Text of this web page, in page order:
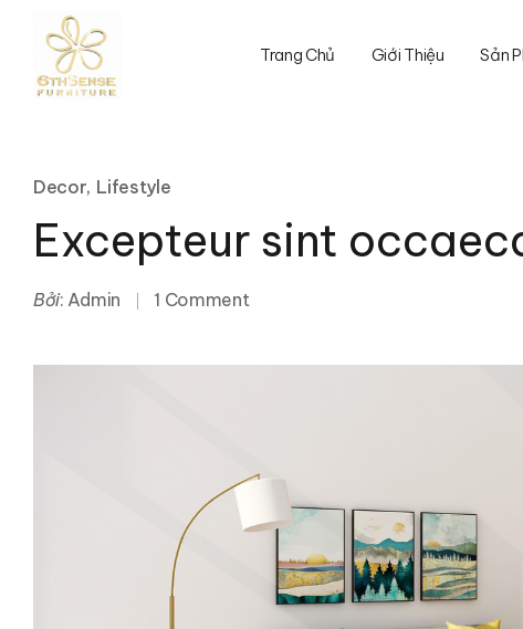
Trang Chủ Giới Thiệu Sản
Decor Lifestyle
Excepteur sint
Bởi Admin 1 Comment